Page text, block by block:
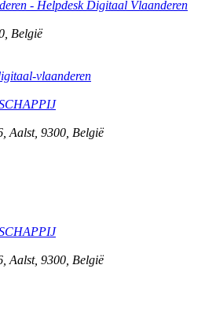
- Helpdesk Digitaal Vlaanderen
België
vlaanderen
Aalst, 9300 België
Aalst, 9300 België